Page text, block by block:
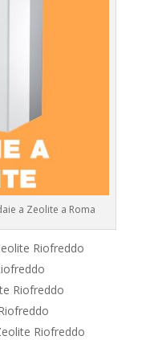
a Zeolite a Roma
Riofreddo
Riofreddo
Riofreddo